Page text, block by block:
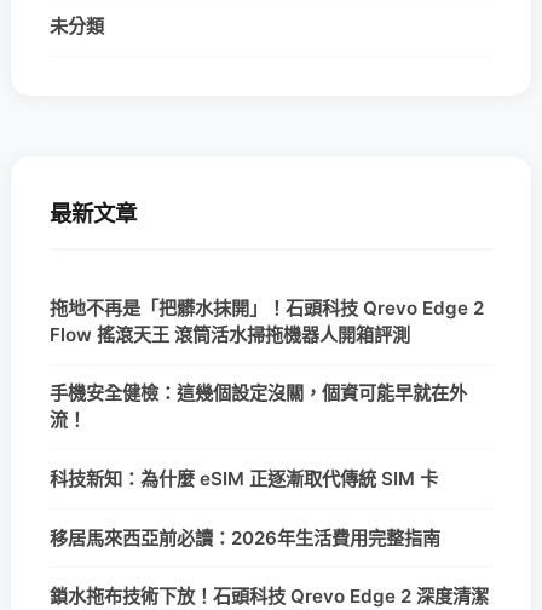
未分類
最新文章
拖地不再是「把髒水抹開」！石頭科技 Qrevo Edge 2
Flow 搖滾天王 滾筒活水掃拖機器人開箱評測
手機安全健檢：這幾個設定沒關，個資可能早就在外
流！
科技新知：為什麼 eSIM 正逐漸取代傳統 SIM 卡
移居馬來西亞前必讀：2026年生活費用完整指南
鎖水拖布技術下放！石頭科技 Qrevo Edge 2 深度清潔